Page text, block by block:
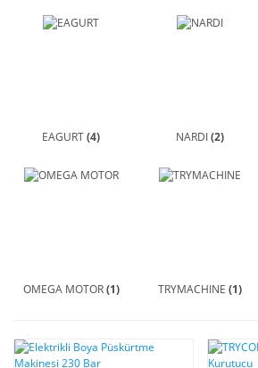
EAGURT(4) NARDI(2)
OMEGA MOTOR(1) TRYMACHINE (1)